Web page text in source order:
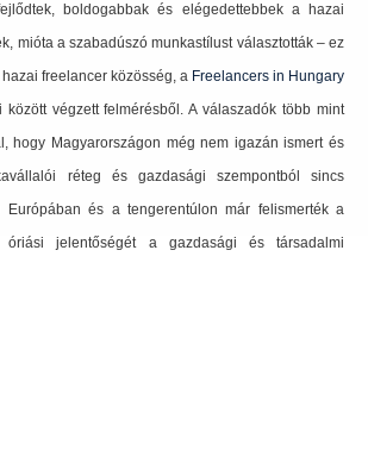
boldogabbak és elégedettebbek a hazai
mióta a szabadúszó munkastílust választották – ez
freelancer közösség, a Freelancers in Hungary
között végzett felmérésből. A válaszadók több mint
hogy Magyarországon még nem igazán ismert és
réteg és gazdasági szempontból sincs
Európában és a tengerentúlon már felismerték a
óriási jelentőségét a gazdasági és társadalmi